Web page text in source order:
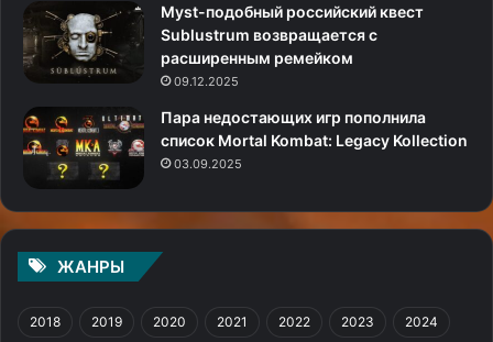
Myst-подобный российский квест
Sublustrum возвращается с
расширенным ремейком
09.12.2025
Пара недостающих игр пополнила
список Mortal Kombat: Legacy Kollection
03.09.2025
ЖАНРЫ
2018 2019 2020 2021 2022 2023 2024